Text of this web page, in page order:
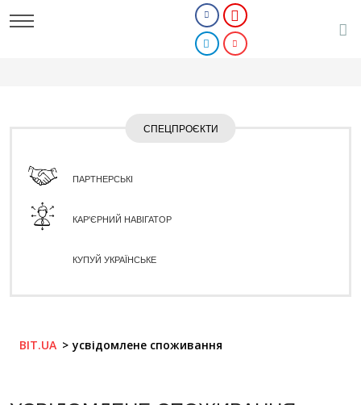
СПЕЦПРОЄКТИ
ПАРТНЕРСЬКІ
КАР'ЄРНИЙ НАВІГАТОР
КУПУЙ УКРАЇНСЬКЕ
BIT.UA усвідомлене споживання